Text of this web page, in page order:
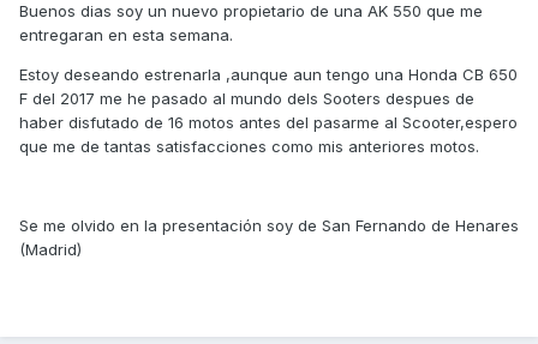
Buenos dias soy un nuevo propietario de una AK 550 que me
entregaran en esta semana.
Estoy deseando estrenarla ,aunque aun tengo una Honda CB 650
F del 2017 me he pasado al mundo dels Sooters despues de
haber disfutado de 16 motos antes del pasarme al Scooter,espero
que me de tantas satisfacciones como mis anteriores motos.
Se me olvido en la presentación soy de San Fernando de Henares
(Madrid)